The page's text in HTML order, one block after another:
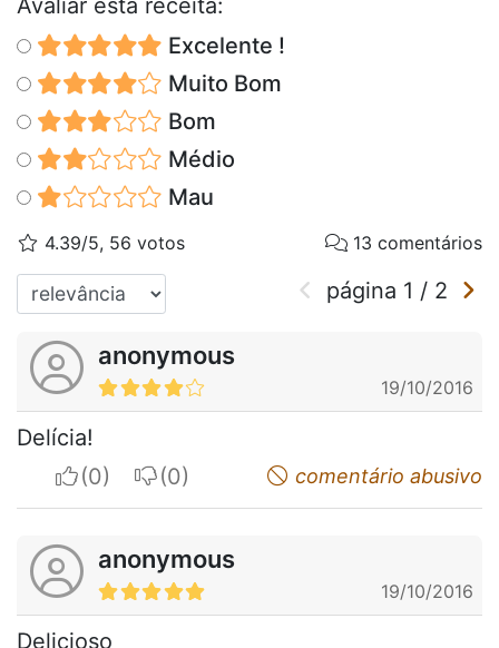
Excelente !
Muito Bom
Bom
Médio
Mau
4.39/5, 56 votos 13 comentários
página 1 / 2
anonymous
19/10/2016
Delícia!
I apreciateI do not appreciatecomentário abusivo
anonymous
19/10/2016
Delicioso